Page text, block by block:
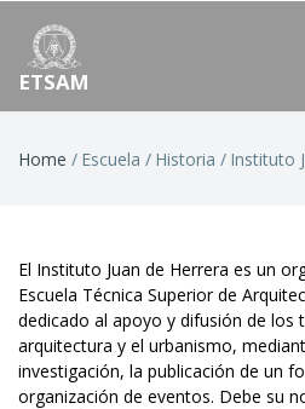
ETSAM
Breadcrumb
Home Escuela Historia Instituto
El Instituto Juan de Herrera es un
Escuela Técnica Superior de
dedicado al apoyo y difusión de los
arquitectura y el urbanismo,
investigación, la publicación de un
organización de eventos. Debe su